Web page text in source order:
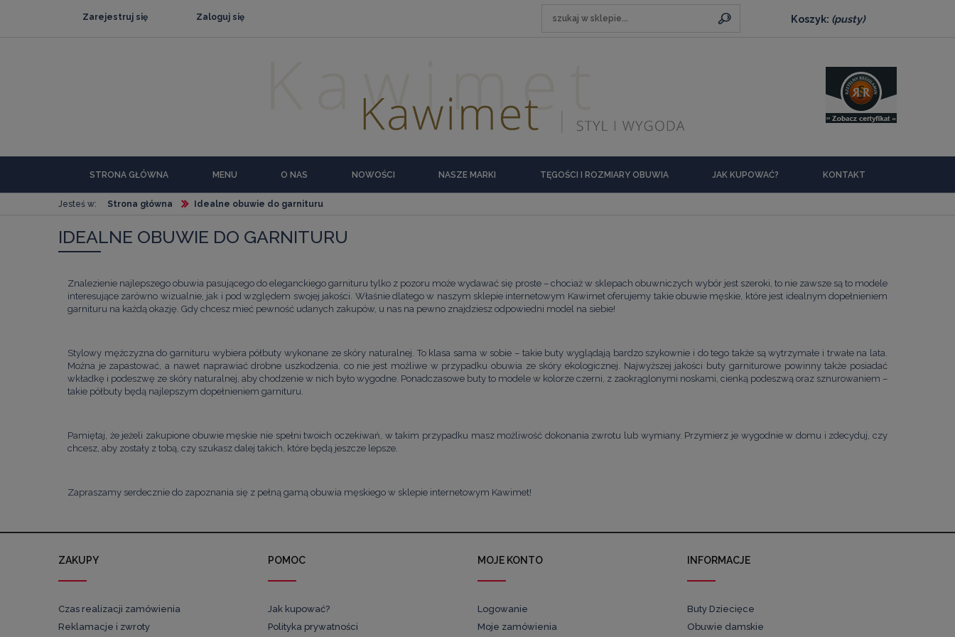
Zarejestruj się Zaloguj się Koszyk: (pusty)
STRONA GŁÓWNA MENU O NAS NOWOŚCI NASZE MARKI TĘGOŚCI I ROZMIARY OBUWIA JAK KUPOWAĆ? KONTAKT
Jesteś w: Strona główna Idealne obuwie do garnituru
IDEALNE OBUWIE DO GARNITURU
Znalezienie najlepszego obuwia pasującego do eleganckiego garnituru tylko z pozoru może wydawać się proste – chociaż w sklepach obuwniczych wybór jest szeroki, to nie zawsze są to modele
interesujące zarówno wizualnie, jak i pod względem swojej jakości. Właśnie dlatego w naszym sklepie internetowym Kawimetoferujemy takieobuwie męskie, które jest idealnym dopełnieniem
garnituru na każdą okazję. Gdy chcesz mieć pewność udanych zakupów, u nas na pewno znajdziesz odpowiedni model na siebie!
Stylowy mężczyzna do garnituru wybiera półbuty wykonane ze skóry naturalnej. To klasa sama w sobie – takie buty wyglądają bardzo szykownie i do tego także są wytrzymałe i trwałe na lata.
Można je zapastować, a nawet naprawiać drobne uszkodzenia, co nie jest możliwe w przypadku obuwia ze skóry ekologicznej. Najwyższej jakości buty garniturowe powinny także posiadać
wkładkę i podeszwę ze skóry naturalnej, aby chodzenie w nich było wygodne. Ponadczasowe buty to modele w kolorze czerni, z zaokrąglonymi noskami, cienką podeszwą oraz sznurowaniem –
takie półbuty będą najlepszym dopełnieniem garnituru.
Pamiętaj, że jeżeli zakupione obuwie męskie nie spełni twoich oczekiwań, w takim przypadku masz możliwość dokonania zwrotu lub wymiany. Przymierz je wygodnie w domu i zdecyduj, czy
chcesz, aby zostały z tobą, czy szukasz dalej takich, które będą jeszcze lepsze.
Zapraszamy serdecznie do zapoznania się z pełną gamą obuwia męskiego w sklepie internetowym Kawimet!
ZAKUPY
Czas realizacji zamówienia
Reklamacje i zwroty
POMOC
Jak kupować?
Polityka prywatności
MOJE KONTO
Logowanie
Moje zamówienia
INFORMACJE
Buty Dziecięce
Obuwie damskie